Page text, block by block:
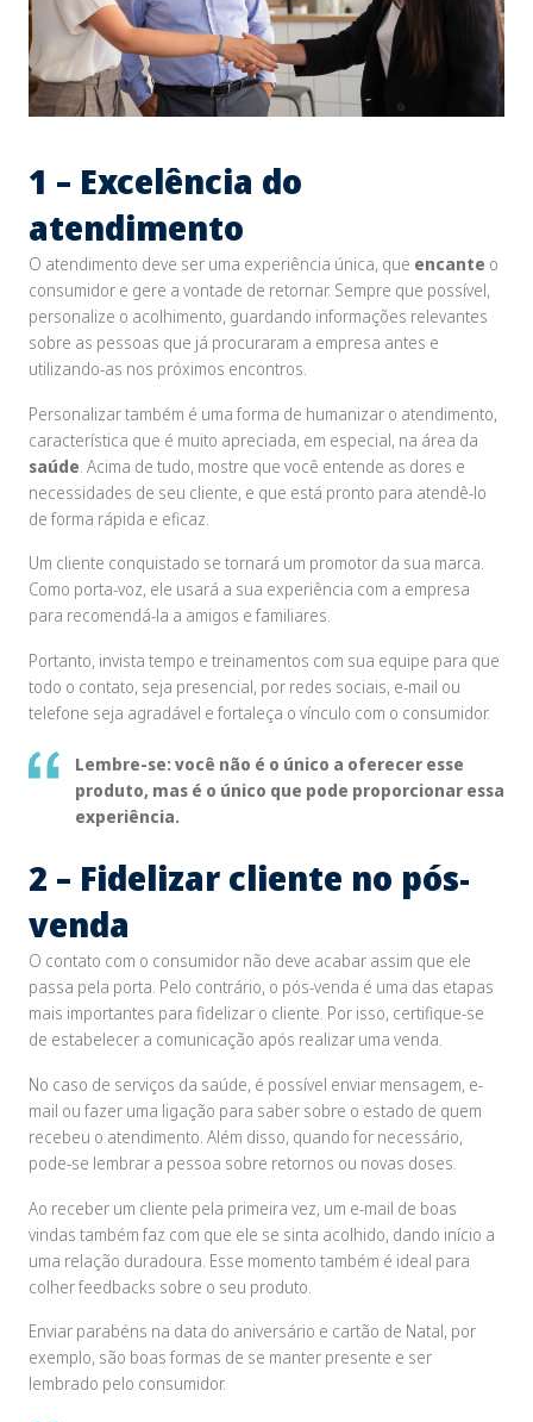
1 – Excelência do
atendimento
O atendimento deve ser uma experiência única, que encante o
consumidor e gere a vontade de retornar. Sempre que possível,
personalize o acolhimento, guardando informações relevantes
sobre as pessoas que já procuraram a empresa antes e
utilizando-as nos próximos encontros.
Personalizar também é uma forma de humanizar o atendimento,
característica que é muito apreciada, em especial, na área da
saúde . Acima de tudo, mostre que você entende as dores e
necessidades de seu cliente, e que está pronto para atendê-lo
de forma rápida e eficaz.
Um cliente conquistado se tornará um promotor da sua marca.
Como porta-voz, ele usará a sua experiência com a empresa
para recomendá-la a amigos e familiares.
Portanto, invista tempo e treinamentos com sua equipe para que
todo o contato, seja presencial, por redes sociais, e-mail ou
telefone seja agradável e fortaleça o vínculo com o consumidor.
Lembre-se: você não é o único a oferecer esse
produto, mas é o único que pode proporcionar essa
experiência.
2 – Fidelizar cliente no pós-
venda
O contato com o consumidor não deve acabar assim que ele
passa pela porta. Pelo contrário, o pós-venda é uma das etapas
mais importantes para fidelizar o cliente. Por isso, certifique-se
de estabelecer a comunicação após realizar uma venda.
No caso de serviços da saúde, é possível enviar mensagem, e-
mail ou fazer uma ligação para saber sobre o estado de quem
recebeu o atendimento. Além disso, quando for necessário,
pode-se lembrar a pessoa sobre retornos ou novas doses.
Ao receber um cliente pela primeira vez, um e-mail de boas
vindas também faz com que ele se sinta acolhido, dando início a
uma relação duradoura. Esse momento também é ideal para
colherfeedbacks sobre o seu produto.
Enviar parabéns na data do aniversário e cartão de Natal, por
exemplo, são boas formas de se manter presente e ser
lembrado pelo consumidor.